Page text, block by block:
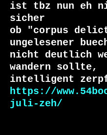
ist tbz nun eh
sicher
ob "corpus
ungelesener
nicht deutlich
wandern sollte,
https://
juli-zeh/